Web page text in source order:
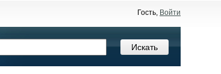
Гость, Войти